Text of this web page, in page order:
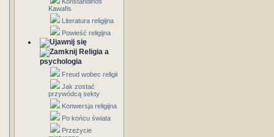
Kawafis
Literatura religijna
Powieść religijna
Religia a
psychologia
Freud wobec religii
Jak zostać
przywódcą sekty
Konwersja religijna
Po końcu świata
Przeżycie